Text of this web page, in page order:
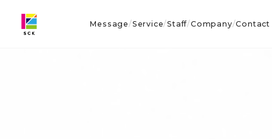
Message/Service/Staff/Company/Contact